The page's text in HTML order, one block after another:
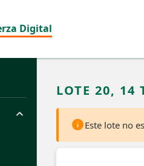
Digital
LOTE 20,
Este lote no